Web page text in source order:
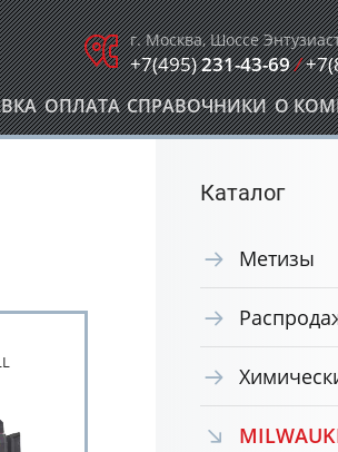
г. Москва, Шоссе
+7(495)231-43-69/
ОПЛАТА СПРАВОЧНИКИ О
Каталог
Метизы